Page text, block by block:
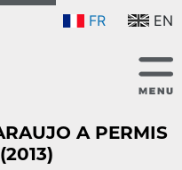
FR EN
A PERMIS